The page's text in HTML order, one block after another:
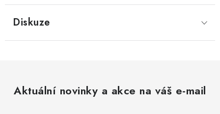
Diskuze
Aktuální novinky a akce na váš e-mail